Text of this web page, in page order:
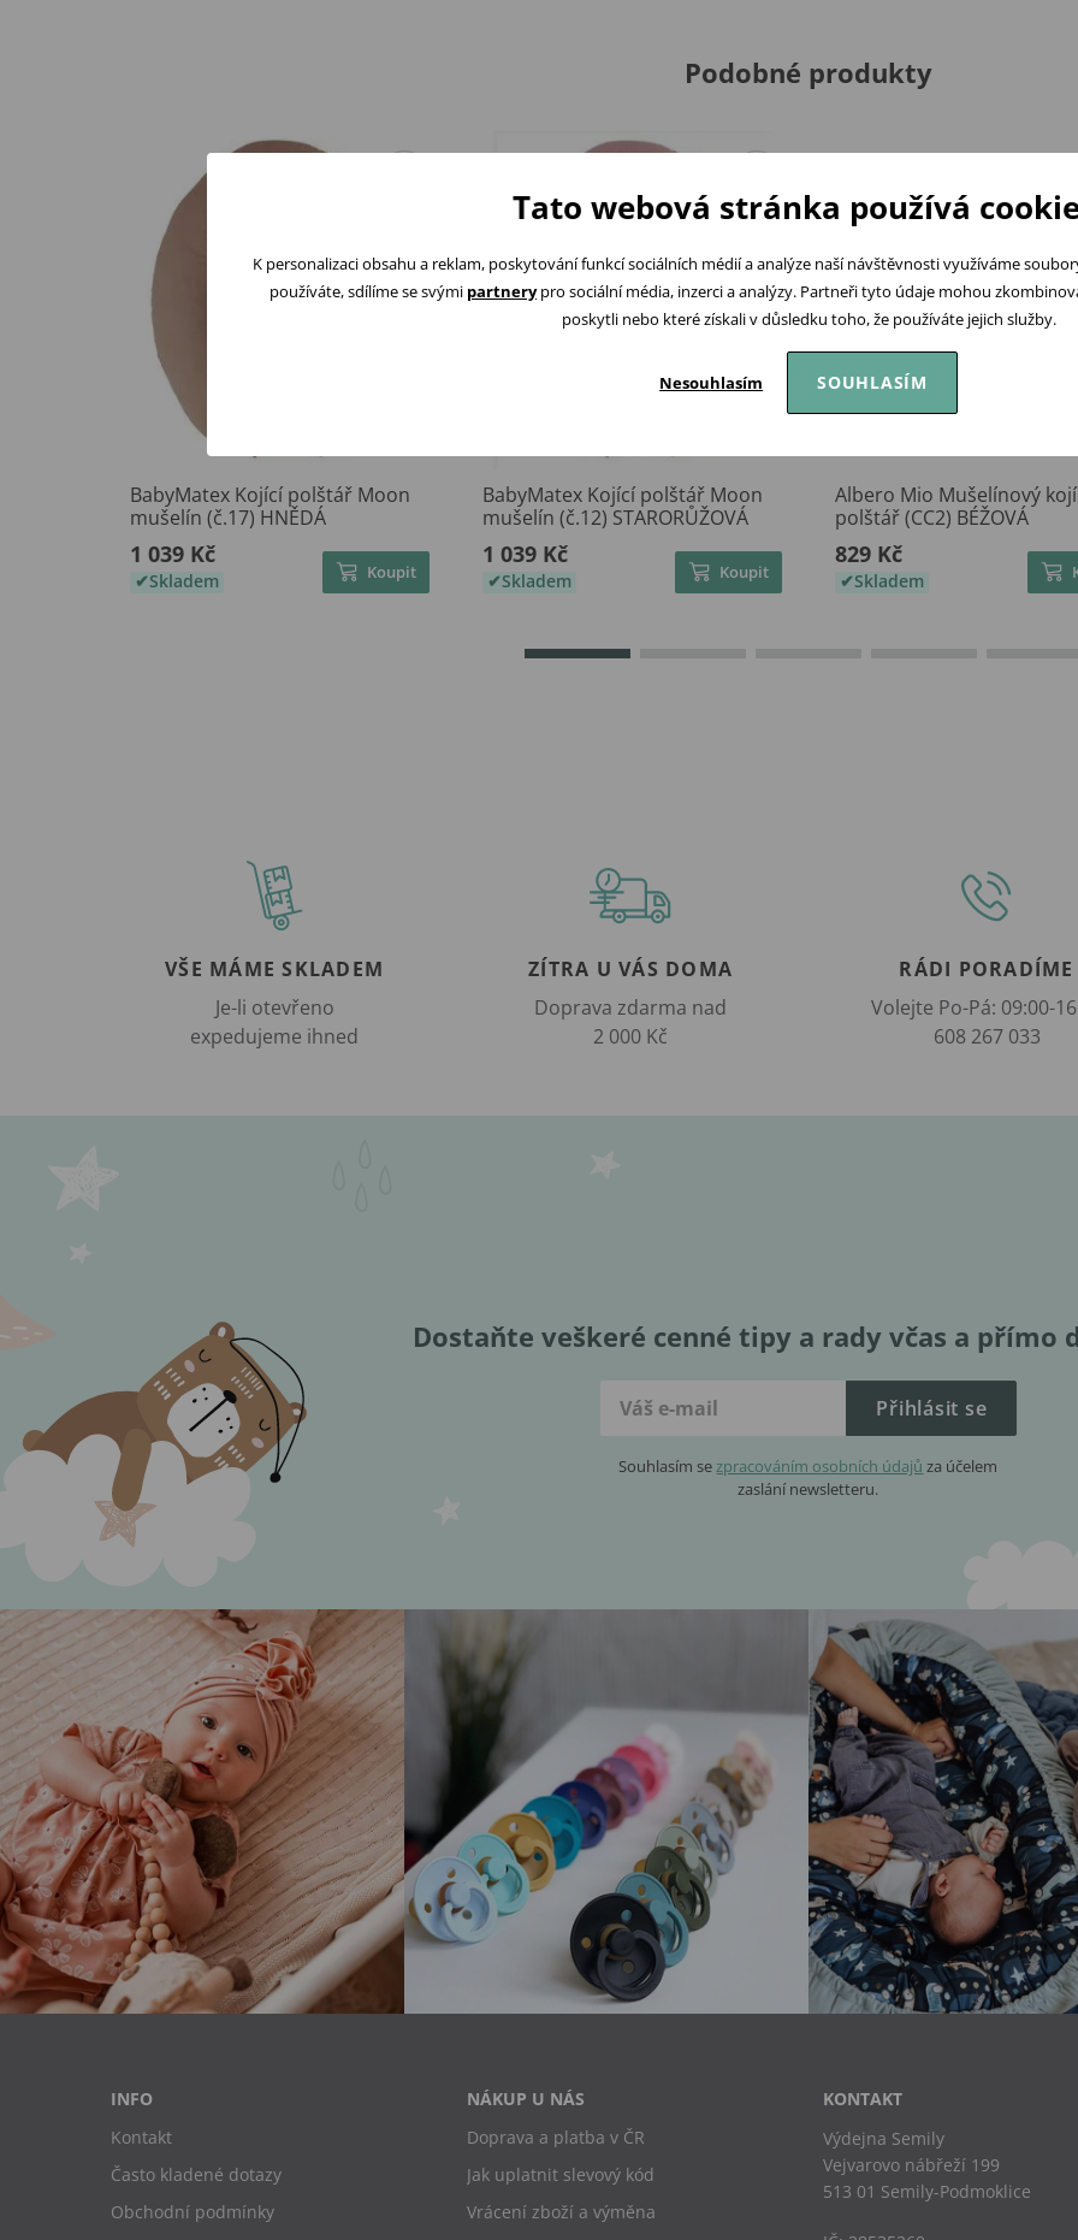
Podobné produkty
BabyMatex Kojící polštář Moon
mušelín (č.17) HNĚDÁ
1 039 Kč
Skladem Koupit
BabyMatex Kojící polštář Moon
mušelín (č.12) STARORŮŽOVÁ
1 039 Kč
Skladem Koupit
Albero Mio Mušelínový
polštář (CC2) BÉŽOVÁ
829 Kč
Skladem
VŠE MÁME SKLADEM
Je-li otevřeno
expedujeme ihned
ZÍTRA U VÁS DOMA
Doprava zdarma nad
2 000 Kč
RÁDI PORADÍME
Volejte Po-Pá: 09:00-
608 267 033
Dostaňte veškeré cenné tipy a rady včas a přímo
Přihlásit se
Souhlasím sezpracováním osobních údajů za účelem
zaslání newsletteru.
INFO
Kontakt
Často kladené dotazy
Obchodní podmínky
NÁKUP U NÁS
Doprava a platba v ČR
Jak uplatnit slevový kód
Vrácení zboží a výměna
KONTAKT
Výdejna Semily
Vejvarovo nábřeží 199
513 01 Semily-Podmoklice
Tato webová stránka používá
K personalizaci obsahu a reklam, poskytování funkcí sociálních médií a analýze naší návštěvnosti využíváme
používáte, sdílíme se svými partnerypro sociální média, inzerci a analýzy. Partneři tyto údaje mohou
poskytli nebo které získali v důsledku toho, že používáte jejich služby.
Nesouhlasím SOUHLASÍM